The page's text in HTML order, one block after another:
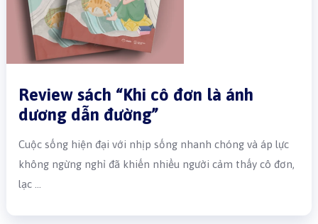
Review sách “Khi cô đơn là ánh
dương dẫn đường”
Cuộc sống hiện đại với nhịp sống nhanh chóng và áp lực
không ngừng nghỉ đã khiến nhiều người cảm thấy cô đơn,
lạc …